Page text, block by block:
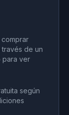
de un
para ver
según